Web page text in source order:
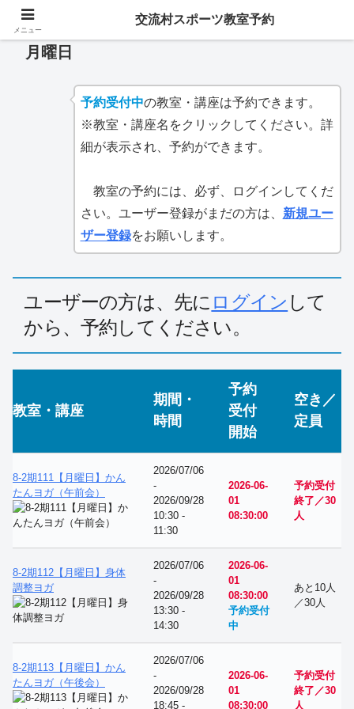
月曜日
予約受付中の教室・講座は予約できます。
※教室・講座名をクリックしてください。詳
細が表示され、予約ができます。
教室の予約には、必ず、ログインしてくだ
さい。ユーザー登録がまだの方は、 新規ユー
ザー登録をお願いします。
ユーザーの方は、先に ログイン して
から、予約してください。
教室・講座
期間・
時間
予約
受付
開始
空き／
定員
8-2期111【月曜日】かん
たんヨガ（午前会）
2026/07/06
-
2026/09/28
10:30 -
11:30
2026-06-
01
08:30:00
予約受付
終了／30
人
8-2期112【月曜日】身体
調整ヨガ
2026/07/06
-
2026/09/28
13:30 -
14:30
2026-06-
01
08:30:00
予約受付
中
あと10人
／30人
8-2期113【月曜日】かん
たんヨガ（午後会）
2026/07/06
-
2026/09/28
18:45 -
2026-06-
01
08:30:00
予約受付
終了／30
人
メニュー
交流村スポーツ教室予約